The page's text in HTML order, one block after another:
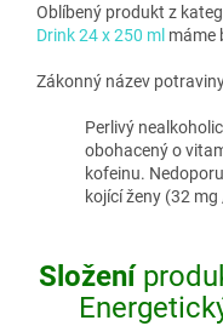
Oblíbený produkt z
Drink 24 x 250 ml máme
Zákonný název
Perlivý
obohacený o
kofeinu.
kojící ženy (32
Složení